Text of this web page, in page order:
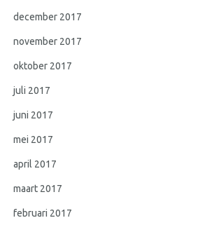
december 2017
november 2017
oktober 2017
juli 2017
juni 2017
mei 2017
april 2017
maart 2017
februari 2017